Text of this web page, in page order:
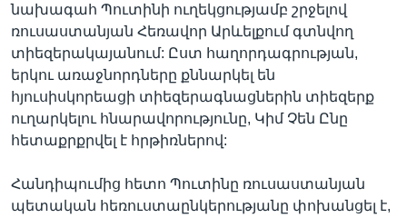
նախագահ Պուտինի ուղեկցությամբ շրջելով
ռուսաստանյան Հեռավոր Արևելքում գտնվող
տիեզերակայանում: Ըստ հաղորդագրության,
երկու առաջնորդները քննարկել են
հյուսիսկորեացի տիեզերագնացներին տիեզերք
ուղարկելու հնարավորությունը, Կիմ Չեն Ընը
հետաքրքրվել է հրթիռներով:
Հանդիպումից հետո Պուտինը ռուսաստանյան
պետական հեռուստաընկերությանը փոխանցել է,